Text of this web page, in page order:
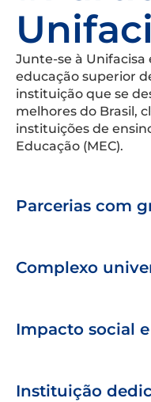
Junte-se à Unifacisa
educação superior
instituição que se
melhores do Brasil,
instituições de
Educação (MEC).
Parcerias com
Complexo
Impacto social
Instituição